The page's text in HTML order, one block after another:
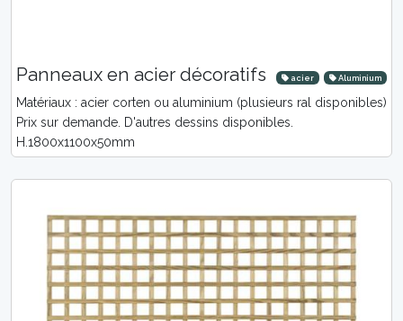
Panneaux en acier décoratifs acier Aluminium
Matériaux : acier corten ou aluminium (plusieurs ral disponibles)
Prix sur demande. D'autres dessins disponibles.
H.1800x1100x50mm